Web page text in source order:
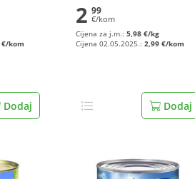
€/kom
Dodaj
2 99
€/kom
Cijena za j.m.: 5,98 €/kg
Cijena 02.05.2025.: 2,99 €/kom
Dodaj